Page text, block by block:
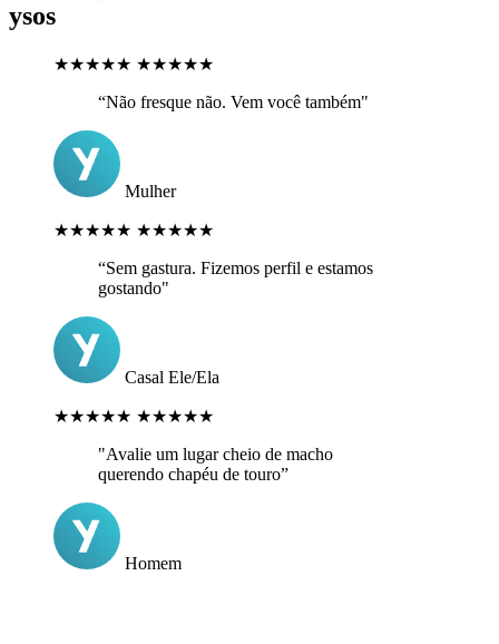
ysos
★★★★★ ★★★★★
“Não fresque não. Vem você também"
Mulher
★★★★★ ★★★★★
“Sem gastura. Fizemos perfil e estamos
gostando"
Casal Ele/Ela
★★★★★ ★★★★★
"Avalie um lugar cheio de macho
querendo chapéu de touro”
Homem